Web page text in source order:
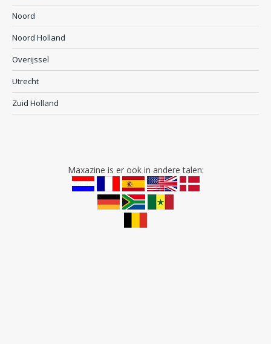
Noord
Noord Holland
Overijssel
Utrecht
Zuid Holland
Maxazine is er ook in andere talen: